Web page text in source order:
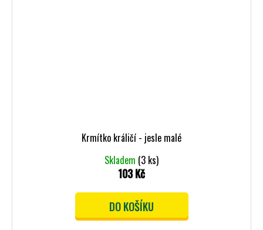
Krmítko králičí - jesle malé
Skladem (3 ks)
103 Kč
DO KOŠÍKU